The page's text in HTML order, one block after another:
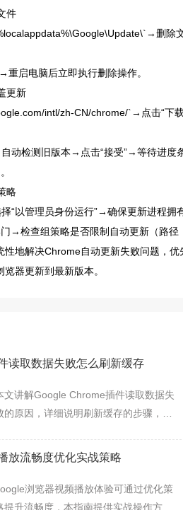
件
删除
重启电脑后立即执行删除操作。
更新
intl/zh-CN/chrome/`→点击“
动检测旧版本→点击“接受”→等待进度
略
“以管理员身份运行”→确保更新进程拥
→检查组策略是否限制自动更新（路
性地解决Chrome自动更新失败问题，
器更新到最新版本。
读取数据失败怎么刷新缓存
文讲解Google Chrome插件读取数据失
的原因，详细说明刷新缓存的步骤，帮
放流畅度优化实战策略
浏览器视频播放体验可通过优化策
提升流畅度，本指南提供实战操作方